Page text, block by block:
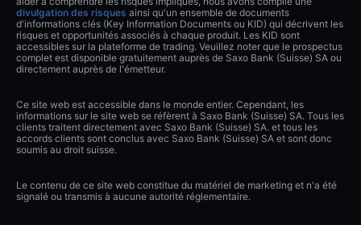
divulgation des risques ainsi qu'un ensemble de documents
d'informations clés (Key Information Documents ou KID) qui décrivent les
risques et opportunités associés à chaque produit. Les KID sont
accessibles sur la plateforme de trading. Veuillez noter que le prospectus
complet est disponible gratuitement auprès de Saxo Bank (Suisse) SA ou
directement auprès de l'émetteur.
Ce site web est accessible dans le monde entier. Cependant, les
informations sur le site web se réfèrent à Saxo Bank (Suisse) SA. Tous les
clients traitent directement avec Saxo Bank (Suisse) SA. et tous les
accords clients sont conclus avec Saxo Bank (Suisse) SA et sont donc
soumis au droit suisse.
Le contenu de ce site web constitue du matériel de marketing et n'a été
signalé ou transmis à aucune autorité réglementaire.